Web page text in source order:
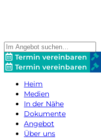
Termin vereinbaren
Termin vereinbaren
Heim
Medien
In der Nähe
Dokumente
Angebot
Über uns